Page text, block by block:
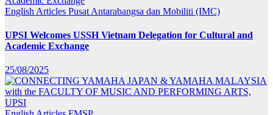
English Articles Pusat Antarabangsa dan Mobiliti (IMC)
UPSI Welcomes USSH Vietnam Delegation for Cultural and
Academic Exchange
25/08/2025